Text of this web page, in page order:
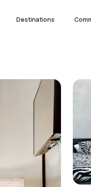
Destinations